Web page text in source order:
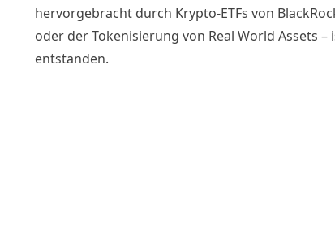
hervorgebracht durch Krypto-ETFs von
oder der Tokenisierung von Real World Assets –
entstanden.